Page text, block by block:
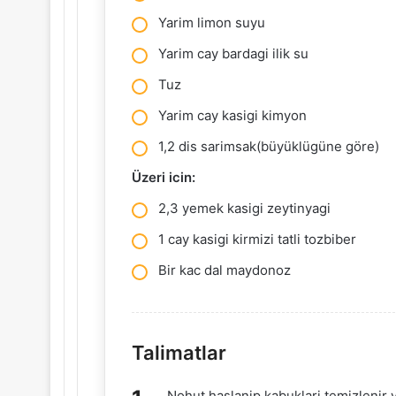
Yarim limon suyu
Yarim cay bardagi ilik su
Tuz
Yarim cay kasigi kimyon
1,2 dis sarimsak(büyüklügüne göre)
Üzeri icin:
2,3 yemek kasigi zeytinyagi
1 cay kasigi kirmizi tatli tozbiber
Bir kac dal maydonoz
Talimatlar